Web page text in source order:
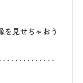
見せちゃおう